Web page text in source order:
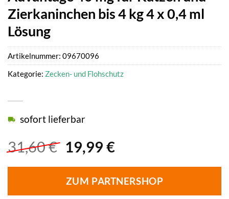
Zierkaninchen bis 4 kg 4 x 0,4 ml
Lösung
31,60€ Ursprünglicher
war:
31,60 €
19,99 €Aktueller
ist:
19,99 €.
sofort lieferbar
ZUM PARTNERSHOP
Artikelnummer: 09670096
Kategorie: Zecken- und Flohschutz